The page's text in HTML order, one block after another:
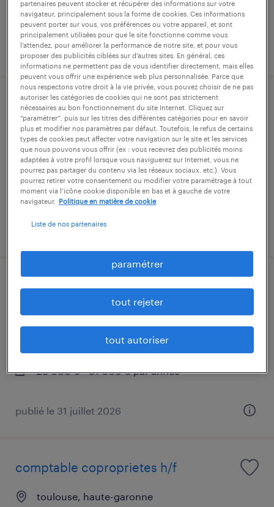
publié le 21 juillet 2026
comptable général (f/h)
toulouse, haute-garonne
cdi
30 000 € - 35 000 € par année
publié le 5 juin 2026
chef d'équipe production linge plat en
cdi
26 000 € - 31 000 € par année
publié le 31 juillet 2026
comptable coproprietes h/f
toulouse, haute-garonne
partenaires peuvent stocker et récupérer des informations sur votre
navigateur, principalement sous la forme de cookies. Ces informations
peuvent porter sur vous, vos préférences ou votre appareil, et sont
principalement utilisées pour que le site fonctionne comme vous
l’attendez, pour améliorer la performance de notre site, et pour vous
proposer des publicités ciblées sur d’autres sites. En général, ces
informations ne permettent pas de vous identifier directement, mais elles
peuvent vous offrir une expérience web plus personnalisée. Parce que
nous respectons votre droit à la vie privée, vous pouvez choisir de ne pas
autoriser les catégories de cookies qui ne sont pas strictement
nécessaires au bon fonctionnement du site Internet. Cliquez sur
“paramétrer”, puis sur les titres des différentes catégories pour en savoir
plus et modifier nos paramètres par défaut. Toutefois, le refus de certains
types de cookies peut affecter votre navigation sur le site et les services
que nous pouvons vous offrir (ex : vous recevrez des publicités moins
adaptées à votre profil lorsque vous naviguerez sur Internet, vous ne
pourrez pas partager du contenu via les réseaux sociaux, etc.). Vous
pourrez retirer votre consentement ou modifier votre paramétrage à tout
moment via l’icône cookie disponible en bas et à gauche de votre
navigateur.
Politique en matière de cookie
Liste de nos partenaires
paramétrer
tout rejeter
tout autoriser